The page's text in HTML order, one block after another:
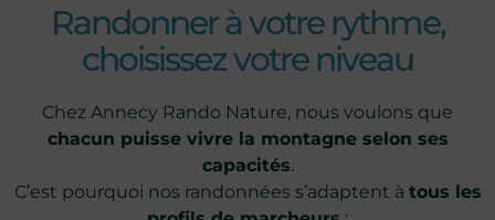
Randonner à votre rythme,
choisissez votre niveau
Chez Annecy Rando Nature, nous voulons que
chacun puisse vivre la montagne selon ses
capacités.
C’est pourquoi nos randonnées s’adaptent à tous les